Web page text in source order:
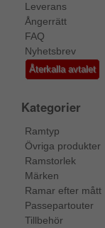
Leverans
Ångerrätt
FAQ
Nyhetsbrev
Återkalla avtalet
Kategorier
Ramtyp
Övriga produkter
Ramstorlek
Märken
Ramar efter mått
Passepartouter
Tillbehör